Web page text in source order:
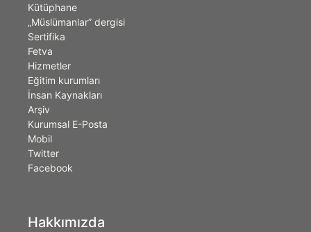
Kütüphane
„Müslümanlar” dergisi
Sertifika
Fetva
Hizmetler
Eğitim kurumları
İnsan Kaynakları
Arşiv
Kurumsal E-Posta
Mobil
Twitter
Facebook
Hakkımızda